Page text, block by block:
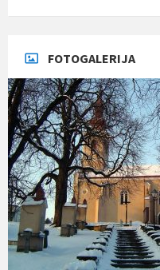
FOTOGALERIJA